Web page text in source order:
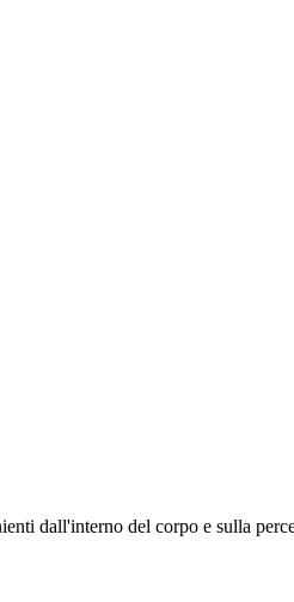
dall'interno del corpo e sulla